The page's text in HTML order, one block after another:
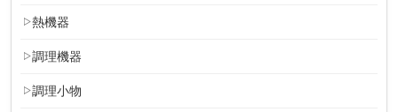
熱機器
調理機器
調理小物